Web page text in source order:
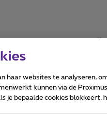
voorbehouden. ©2026Proximus
haar websites te analyseren,
kunnen via de
je bepaalde cookies